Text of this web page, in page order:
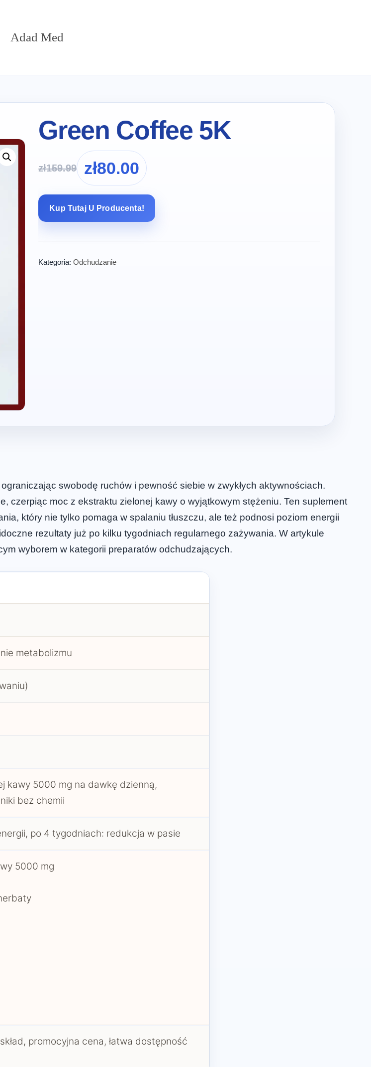
Adad Med
Green Coffee 5K
zł159.99 zł80.00
Kup Tutaj U Producenta!
Kategoria:Odchudzanie
swobodę ruchów i pewność siebie w zwykłych aktywnościach.
czerpiąc moc z ekstraktu zielonej kawy o wyjątkowym stężeniu. Ten suplement
który nie tylko pomaga w spalaniu tłuszczu, ale też podnosi poziom energii
rezultaty już po kilku tygodniach regularnego zażywania. W artykule
wyborem w kategorii preparatów odchudzających.
metabolizmu
kawy 5000 mg na dawkę dzienną,
bez chemii
po 4 tygodniach: redukcja w pasie
5000 mg
promocyjna cena, łatwa dostępność